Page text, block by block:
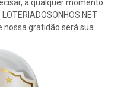
a qualquer momento
gratidão será sua.